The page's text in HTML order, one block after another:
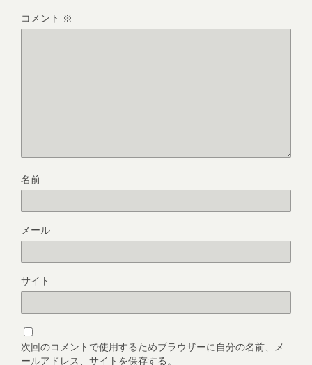
コメント ※
名前
メール
サイト
次回のコメントで使用するためブラウザーに自分の名前、メ
ールアドレス、サイトを保存する。